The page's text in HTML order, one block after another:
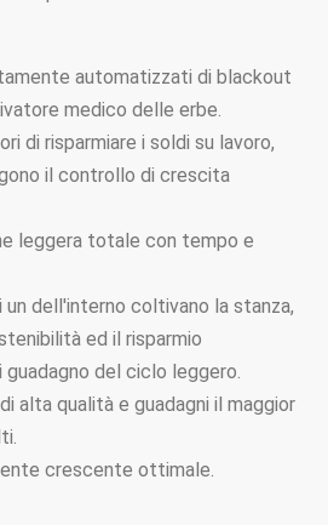
automatizzati di blackout
medico delle erbe.
di risparmiare i soldi su lavoro,
il controllo di crescita
leggera totale con tempo e
dell'interno coltivano la stanza,
ed il risparmio
del ciclo leggero.
alta qualità e guadagni il maggior
crescente ottimale.